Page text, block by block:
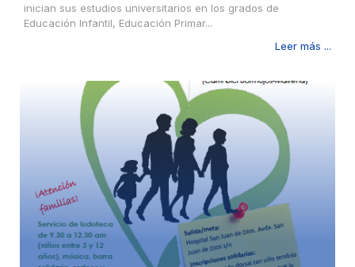
inician sus estudios universitarios en los grados de
Educación Infantil, Educación Primar...
Leer más ...